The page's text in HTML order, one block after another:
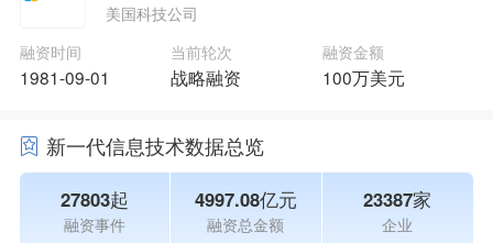
美国科技公司
融资时间
1981-09-01
当前轮次
战略融资
融资金额
100万美元
新一代信息技术数据总览
27803起
融资事件
4997.08亿元
融资总金额
23387家
企业